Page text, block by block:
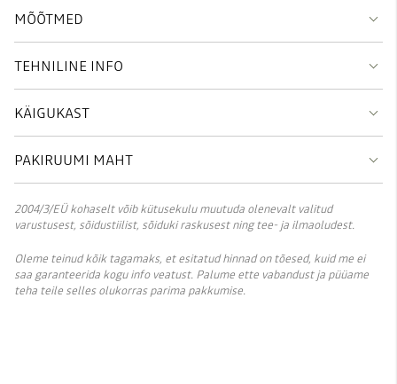
MÕÕTMED
TEHNILINE INFO
KÄIGUKAST
PAKIRUUMI MAHT
2004/3/EÜ kohaselt võib kütusekulu muutuda olenevalt valitud
varustusest, sõidustiilist, sõiduki raskusest ning tee- ja ilmaoludest.
Oleme teinud kõik tagamaks, et esitatud hinnad on tõesed, kuid me ei
saa garanteerida kogu info veatust. Palume ette vabandust ja püüame
teha teile selles olukorras parima pakkumise.